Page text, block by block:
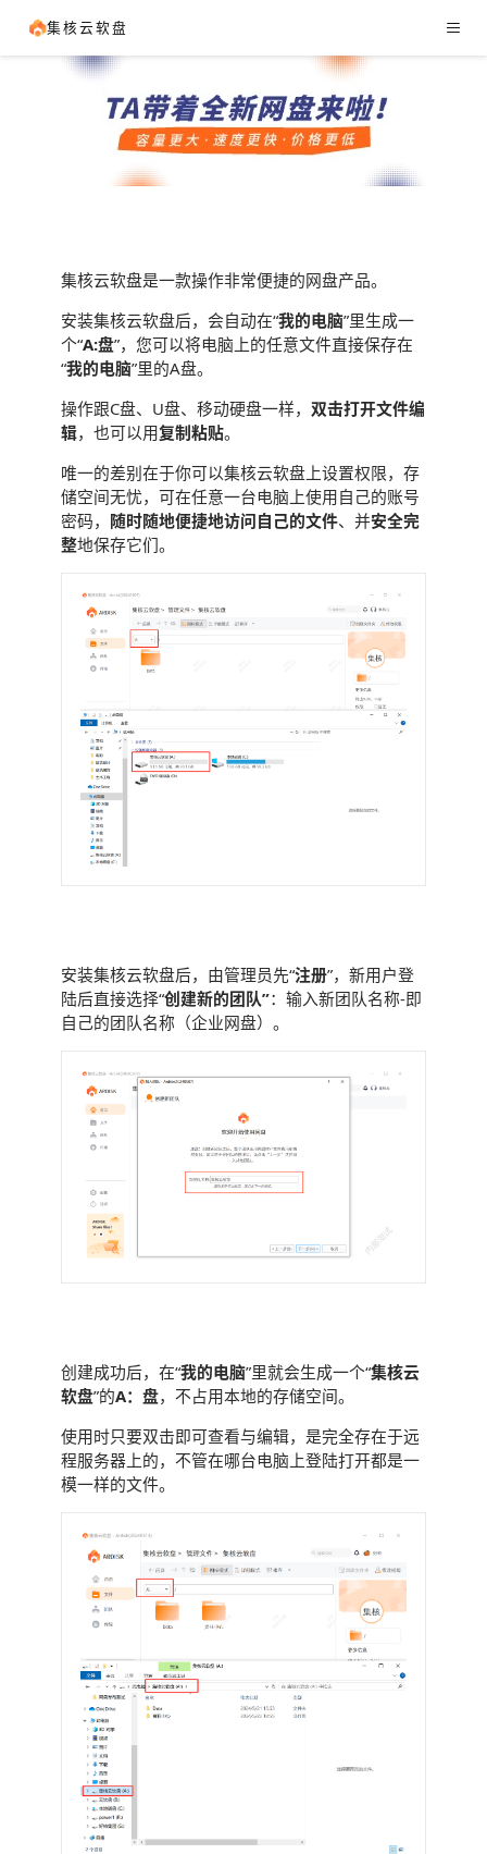
集核云软盘
集核云软盘是一款操作非常便捷的网盘产品。
安装集核云软盘后，会自动在“我的电脑”里生成一
个“A:盘”，您可以将电脑上的任意文件直接保存在
“我的电脑”里的A盘。
操作跟C盘、U盘、移动硬盘一样， 双击打开文件编
辑，也可以用复制粘贴。
唯一的差别在于你可以集核云软盘上设置权限，存
储空间无忧，可在任意一台电脑上使用自己的账号
密码， 随时随地便捷地访问自己的文件、并安全完
整地保存它们。
安装集核云软盘后，由管理员先“注册”，新用户登
陆后直接选择“创建新的团队”：输入新团队名称-即
自己的团队名称（企业网盘）。
创建成功后，在“我的电脑”里就会生成一个“集核云
软盘”的A：盘，不占用本地的存储空间。
使用时只要双击即可查看与编辑，是完全存在于远
程服务器上的，不管在哪台电脑上登陆打开都是一
模一样的文件。